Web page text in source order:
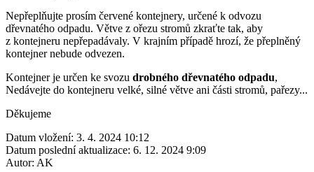
Nepřeplňujte prosím červené kontejnery, určené k odvozu
dřevnatého odpadu. Větve z ořezu stromů zkraťte tak, aby
z kontejneru nepřepadávaly. V krajním případě hrozí, že přeplněný
kontejner nebude odvezen.
Kontejner je určen ke svozu drobného dřevnatého odpadu,
Nedávejte do kontejneru velké, silné větve ani části stromů, pařezy...
Děkujeme
Datum vložení: 3. 4. 2024 10:12
Datum poslední aktualizace: 6. 12. 2024 9:09
Autor: AK